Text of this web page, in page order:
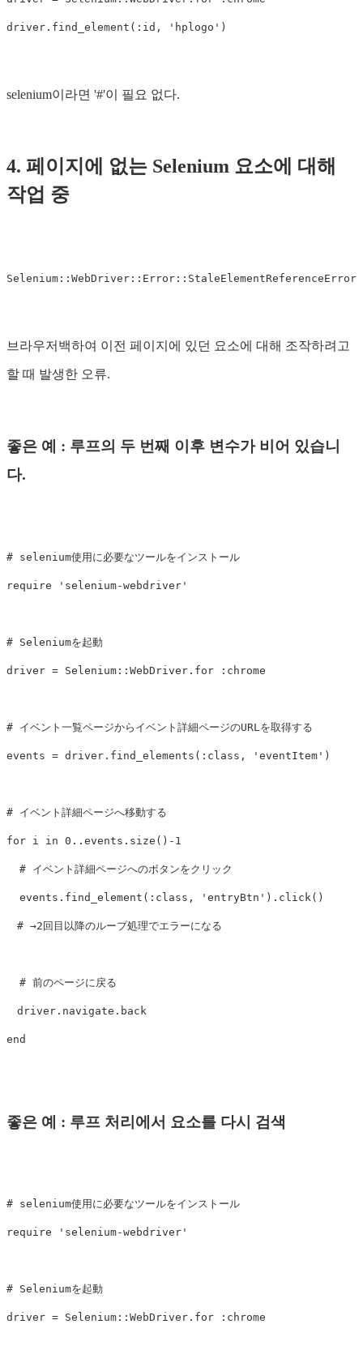
driver . find_element ( :id , 'hplogo' )
selenium이라면 '#'이 필요 없다.
4. 페이지에 없는 Selenium 요소에 대해
작업 중
Selenium :: WebDriver :: Error :: StaleElementReferenceError
브라우저백하여 이전 페이지에 있던 요소에 대해 조작하려고
할 때 발생한 오류.
좋은 예 : 루프의 두 번째 이후 변수가 비어 있습니
다.
# selenium使用に必要なツールをインストール
require 'selenium-webdriver'
# Seleniumを起動
driver = Selenium :: WebDriver . for :chrome
# イベント一覧ページからイベント詳細ページのURLを取得する
events = driver . find_elements ( :class , 'eventItem' )
# イベント詳細ページへ移動する
for i in 0 .. events . size () - 1
# イベント詳細ページへのボタンをクリック
events . find_element ( :class , 'entryBtn' ). click ()
# →2回目以降のループ処理でエラーになる
# 前のページに戻る
driver . navigate . back
end
좋은 예 : 루프 처리에서 요소를 다시 검색
# selenium使用に必要なツールをインストール
require 'selenium-webdriver'
# Seleniumを起動
driver = Selenium :: WebDriver . for :chrome